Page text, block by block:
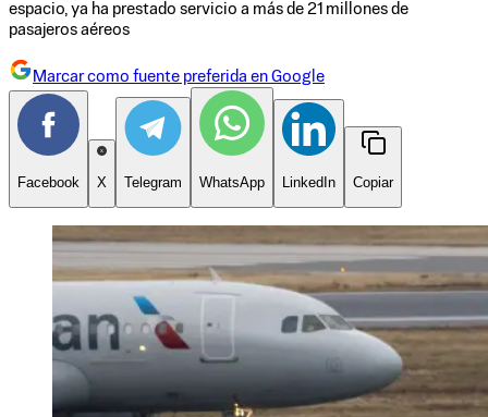
espacio, ya ha prestado servicio a más de 21 millones de
pasajeros aéreos
Marcar como fuente preferida en Google
Facebook X Telegram WhatsApp LinkedIn Copiar